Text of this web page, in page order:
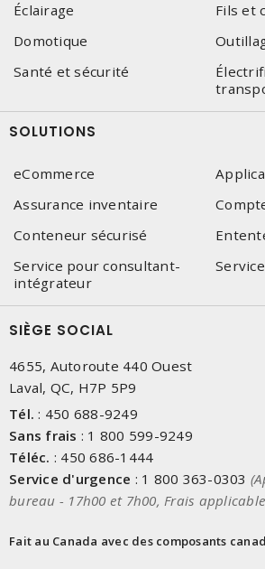
Éclairage
Fils et
Domotique
Santé et sécurité
SOLUTIONS
eCommerce
Assurance inventaire
Conteneur sécurisé
Service pour consultant-
intégrateur
SIÈGE SOCIAL
4655, Autoroute 440 Ouest
Laval, QC, H7P 5P9
Tél. : 450 688-9249
Sans frais : 1 800 599-9249
Téléc. : 450 686-1444
Service d'urgence : 1 800 363-0303
bureau - 17h00 et 7h00, Frais
Fait au Canada avec des composants